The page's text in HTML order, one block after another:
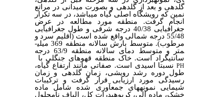
گلدهی و بعد از گلدهی و بصورت میدانی در مراتع
نمین که رویشگاه اصلی گیاه می­باشد، در سه تکرار
انجام گرفت. منطقه مورد مطالعه در عرض
جغرافیایی 40/38 درجه شرقی و طول جغرافیایی
55/48 درجه شمالی واقع شده است (اقلیم سرد و
مرطوب). متوسط بارش سالانه منطقه 369 میلی­
متر و متوسط دمای سالانه منطقه 63/9 درجه
سانتی­گراد است. خاک منطقه قهوه­ای جنگلی با
PHنسبتا اسیدی است. صفاتی مانند ارتفاع گیاه،
طول دوره رشد رویشی، زمان گلدهی و زمان
رسیدگی مورد ارزیابی قرار گرفت و ترکیبات
شیمایی نمونه­های جمع­آوری شده شامل ماده
خشک، ماده آلی، کربوهیدرات کل، الیاف نامحلول